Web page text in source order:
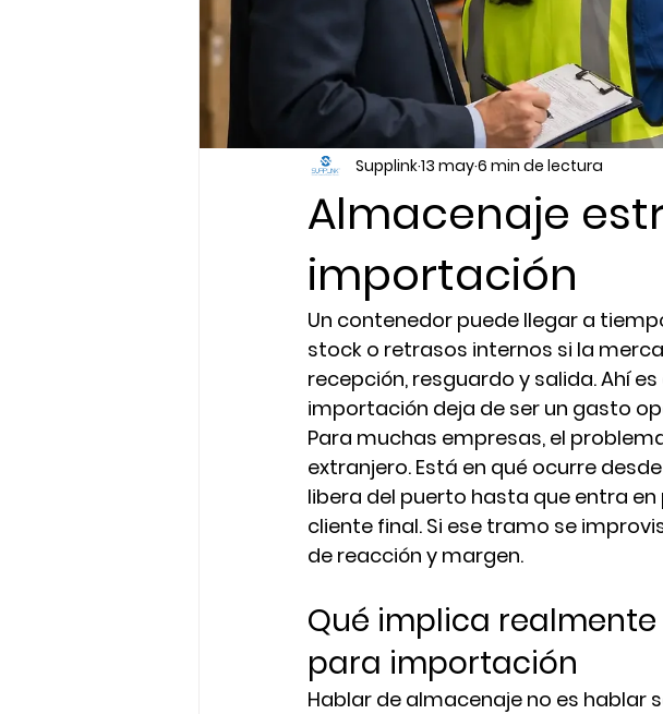
Almacenaje
importación
Supplink13 may6 min de lectura
Un contenedor puede llegar a
stock o retrasos internos si la
recepción, resguardo y salida. Ahí
importación deja de ser un gasto
Para muchas empresas, el
extranjero. Está en qué ocurre
libera del puerto hasta que entra
cliente final. Si ese tramo se
de reacción y margen.
Qué implica
para importación
Hablar de almacenaje no es hablar